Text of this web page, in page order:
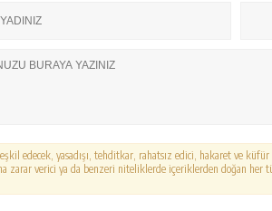
edecek, yasadışı, tehditkar, rahatsız edici, hakaret ve
zarar verici ya da benzeri niteliklerde içeriklerden doğan